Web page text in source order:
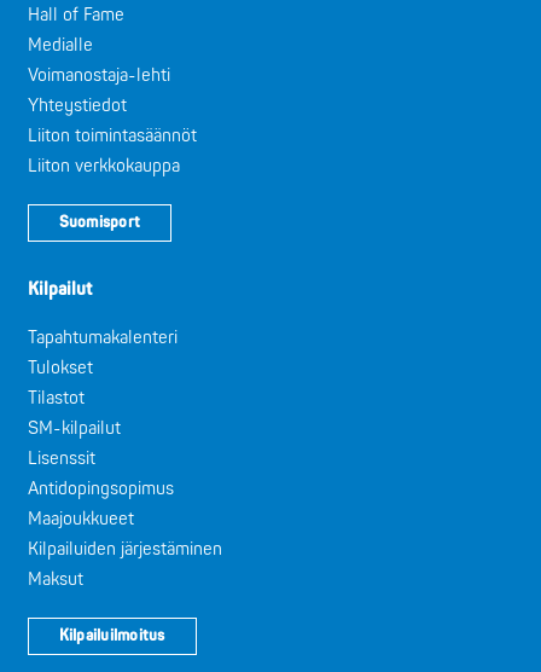
Hall of Fame
Medialle
Voimanostaja-lehti
Yhteystiedot
Liiton toimintasäännöt
Liiton verkkokauppa
Suomisport
Kilpailut
Tapahtumakalenteri
Tulokset
Tilastot
SM-kilpailut
Lisenssit
Antidopingsopimus
Maajoukkueet
Kilpailuiden järjestäminen
Maksut
Kilpailuilmoitus